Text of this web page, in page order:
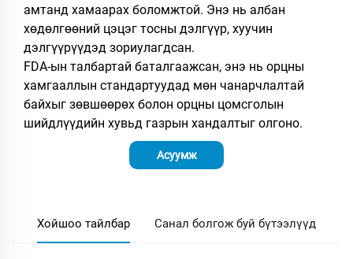
амтанд хамаарах боломжтой. Энэ нь албан
хөдөлгөөний цэцэг тосны дэлгүүр, хуучин
дэлгүүрүүдэд зориулагдсан.
FDA-ын талбартай баталгаажсан, энэ нь орцны
хамгааллын стандартуудад мөн чанарчлалтай
байхыг зөвшөөрөх болон орцны цомсголын
шийдлүүдийн хувьд газрын хандалтыг олгоно.
Асуумж
Хойшоо тайлбар Санал болгож буй бүтээлүүд